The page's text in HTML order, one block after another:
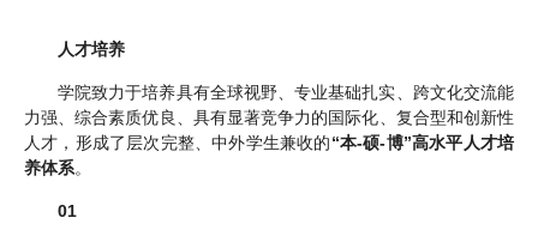
人才培养
学院致力于培养具有全球视野、专业基础扎实、跨文化交流能
力强、综合素质优良、具有显著竞争力的国际化、复合型和创新性
人才，形成了层次完整、中外学生兼收的“本-硕-博”高水平人才培
养体系。
01